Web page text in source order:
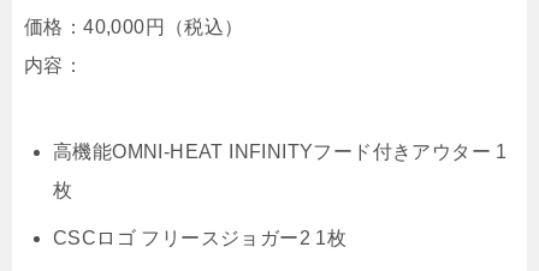
価格：40,000円（税込）
内容：
高機能OMNI-HEAT INFINITYフード付きアウター 1
枚
CSCロゴ フリースジョガー2 1枚